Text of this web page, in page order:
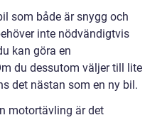
som både är snygg och
inte nödvändigtvis
kan göra en
du dessutom väljer till lite
det nästan som en ny bil.
motortävling är det